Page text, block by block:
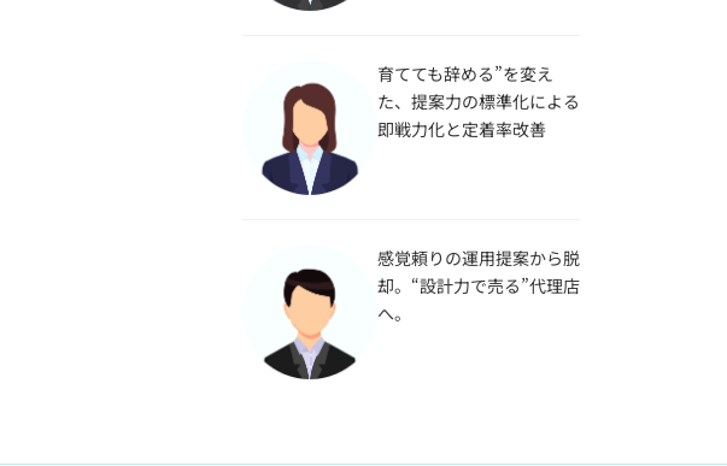
育てても辞める”を変え
た、提案力の標準化による
即戦力化と定着率改善
感覚頼りの運用提案から脱
却。“設計力で売る”代理店
へ。